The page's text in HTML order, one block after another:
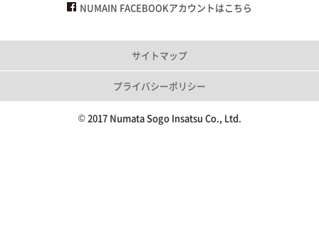
NUMAIN FACEBOOKアカウントはこちら
サイトマップ
プライバシーポリシー
© 2017 Numata Sogo Insatsu Co., Ltd.